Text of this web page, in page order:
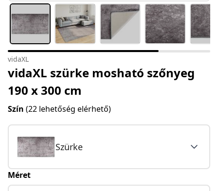
vidaXL
vidaXL szürke mosható szőnyeg
190 x 300 cm
Szín (22 lehetőség elérhető)
Szürke
Méret